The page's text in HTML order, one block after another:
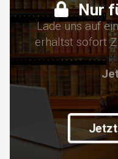
Nur
Lade uns auf
erhältst sofort